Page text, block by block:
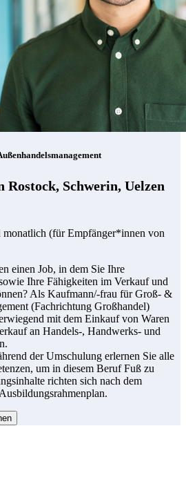
Schwerin, Uelzen
(für Empfänger*innen von
einen Job, in dem Sie Ihre
Ihre Fähigkeiten im Verkauf und
Als Kaufmann/-frau für Groß- &
(Fachrichtung Großhandel)
mit dem Einkauf von Waren
an Handels-, Handwerks- und
der Umschulung erlernen Sie alle
um in diesem Beruf Fuß zu
richten sich nach dem